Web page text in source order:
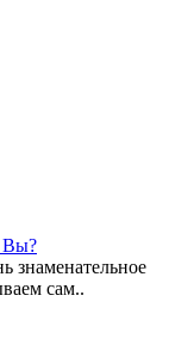
Вы?
знаменательное
сам..